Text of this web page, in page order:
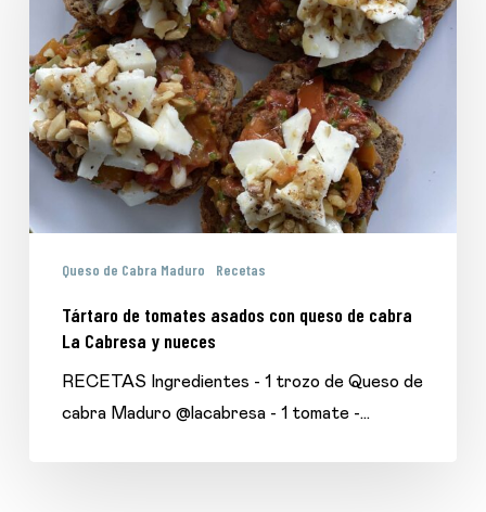
asados
con
queso
de
cabra
Cabresa
nuecesQueso de Cabra Maduro Recetas
Tártaro de tomates asados con queso de cabra
La Cabresa y nueces
RECETAS Ingredientes - 1 trozo de Queso de
cabra Maduro @lacabresa - 1 tomate -…